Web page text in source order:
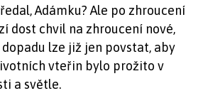
Adámku? Ale po zhroucení
dost chvil na zhroucení nové,
lze již jen povstat, aby
vteřin bylo prožito v
a světle.